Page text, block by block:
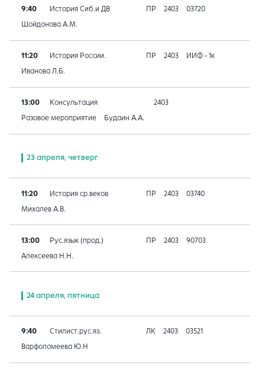
9:40 История Сиб.и ДВ ПР 2403 03720
Шойдонова А.М.
11:20 История России. ПР 2403 ИИФ - 1к
Иванова Л.Б.
13:00 Консультация 2403
Разовое мероприятие Будаин А.А.
23 апреля, четверг
11:20 История ср.веков ПР 2403 03740
Михалев А.В.
13:00 Рус.язык (прод.) ПР 2403 90703
Алексеева Н.Н.
24 апреля, пятница
9:40 Стилист.рус.яз. ЛК 2403 03521
Варфоломеева Ю.Н